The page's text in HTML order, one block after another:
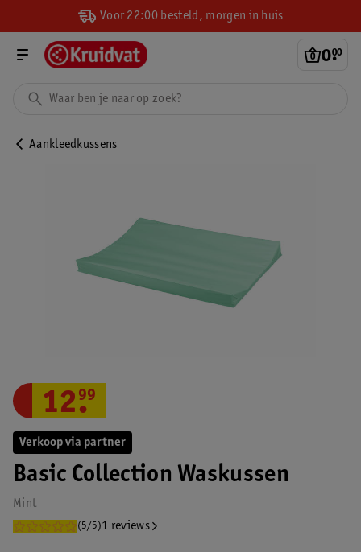
Voor 22:00 besteld, morgen in huis
0.
00
Aankleedkussens
Verkoop via partner
Basic Collection Waskussen
Mint
(5/5)1 reviews
12.
99